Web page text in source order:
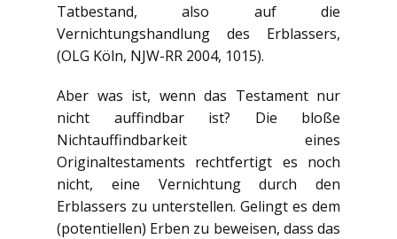
Tatbestand, also auf die
Vernichtungshandlung des Erblassers,
(OLG Köln, NJW-RR 2004, 1015).
Aber was ist, wenn das Testament nur
nicht auffindbar ist? Die bloße
Nichtauffindbarkeit eines
Originaltestaments rechtfertigt es noch
nicht, eine Vernichtung durch den
Erblassers zu unterstellen. Gelingt es dem
(potentiellen) Erben zu beweisen, dass das